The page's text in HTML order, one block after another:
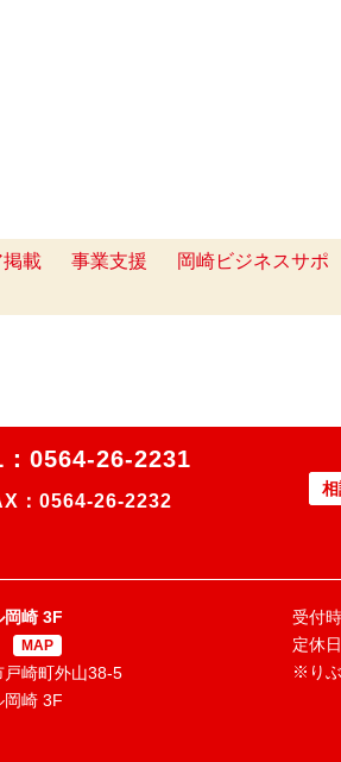
掲載 事業支援
岡崎ビジネスサポ
：0564-26-2231
：0564-26-2232
岡崎 3F
MAP
崎町外山38-5
岡崎 3F
受付
定休
※り